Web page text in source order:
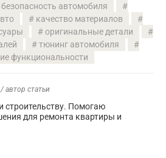
безопасность автомобиля
качество материалов
оригинальные детали
тюнинг автомобиля
функциональности
/ автор статьи
строительству. Помогаю
для ремонта квартиры и